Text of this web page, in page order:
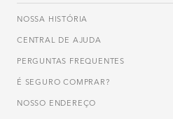
NOSSA HISTÓRIA
CENTRAL DE AJUDA
PERGUNTAS FREQUENTES
É SEGURO COMPRAR?
NOSSO ENDEREÇO